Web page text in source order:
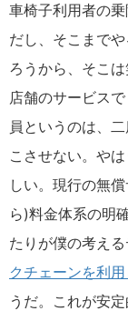
車椅子利用者の
だし、そこまで
ろうから、そこ
店舗のサービス
員というのは、
こさせない。や
しい。現行の無
ら)料金体系の明
たりが僕の考え
クチェーンを利
うだ。これが安